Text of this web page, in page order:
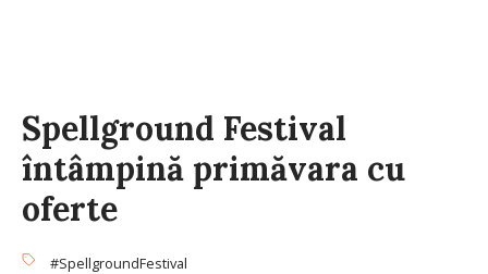
Spellground Festival
întâmpină primăvara cu
oferte
#SpellgroundFestival